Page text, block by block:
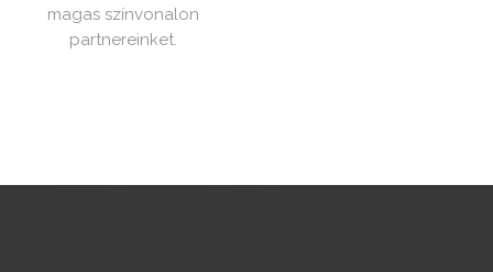
magas színvonalon
partnereinket.